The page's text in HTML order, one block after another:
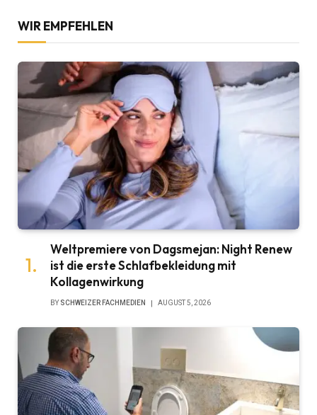
WIR EMPFEHLEN
Weltpremiere von Dagsmejan: Night Renew
ist die erste Schlafbekleidung mit
Kollagenwirkung
BY SCHWEIZER FACHMEDIEN AUGUST 5, 2026